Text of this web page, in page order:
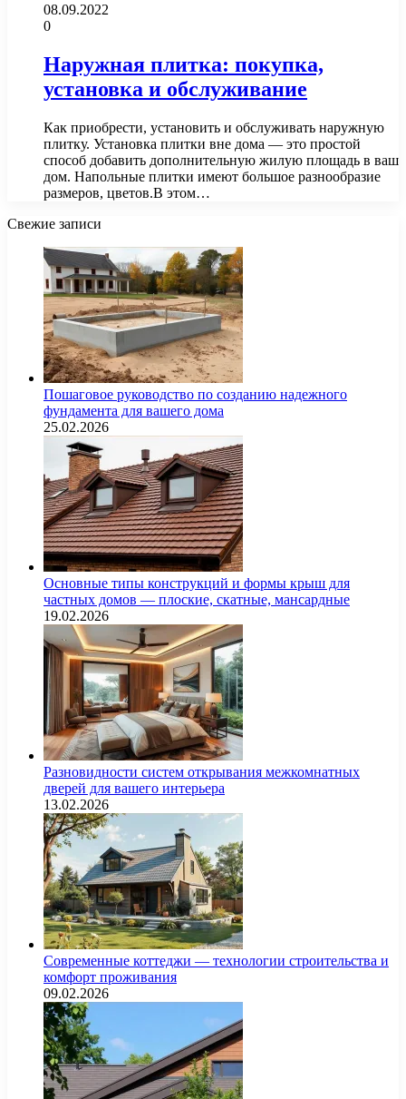
08.09.2022
0
Наружная плитка: покупка,
установка и обслуживание
Как приобрести, установить и обслуживать наружную
плитку. Установка плитки вне дома — это простой
способ добавить дополнительную жилую площадь в ваш
дом. Напольные плитки имеют большое разнообразие
размеров, цветов.В этом…
Свежие записи
Пошаговое руководство по созданию надежного
фундамента для вашего дома
25.02.2026
Основные типы конструкций и формы крыш для
частных домов — плоские, скатные, мансардные
19.02.2026
Разновидности систем открывания межкомнатных
дверей для вашего интерьера
13.02.2026
Современные коттеджи — технологии строительства и
комфорт проживания
09.02.2026